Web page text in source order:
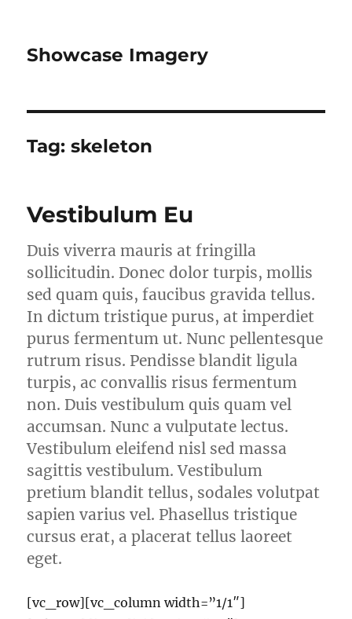
Showcase Imagery
Tag:skeleton
Vestibulum Eu
Duis viverra mauris at fringilla
sollicitudin. Donec dolor turpis, mollis
sed quam quis, faucibus gravida tellus.
In dictum tristique purus, at imperdiet
purus fermentum ut. Nunc pellentesque
rutrum risus. Pendisse blandit ligula
turpis, ac convallis risus fermentum
non. Duis vestibulum quis quam vel
accumsan. Nunc a vulputate lectus.
Vestibulum eleifend nisl sed massa
sagittis vestibulum. Vestibulum
pretium blandit tellus, sodales volutpat
sapien varius vel. Phasellus tristique
cursus erat, a placerat tellus laoreet
eget.
[vc_row][vc_column width=”1/1″]